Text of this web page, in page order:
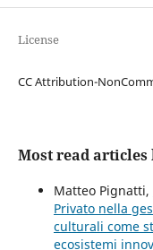
License
CC Attribution-
Most read articles
Matteo Pignatti,
Privato nella
culturali come
ecosistemi